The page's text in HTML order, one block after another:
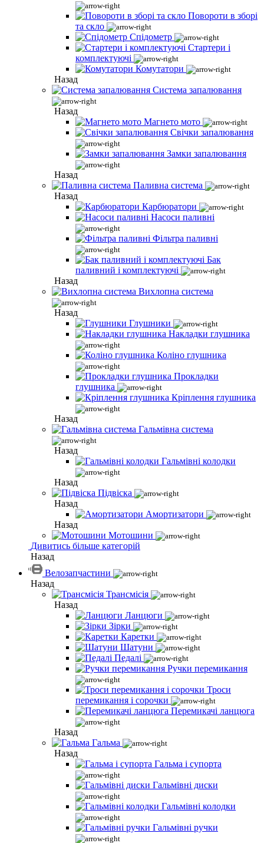
Повороти в зборі
та скло
Спідометр
Стартери і
комплектуючі
Комутатори
Назад
Система запалювання
Назад
Магнето мото
Свічки запалювання
Замки запалювання
Назад
Паливна система
Назад
Карбюратори
Насоси паливні
Фільтра паливні
Бак
паливний і комплектуючі
Назад
Вихлопна система
Назад
Глушники
Накладки глушника
Коліно глушника
Прокладки
глушника
Кріплення глушника
Назад
Гальмівна система
Назад
Гальмівні колодки
Назад
Підвіска
Назад
Амортизатори
Назад
Мотошини
Дивитись більше категорій
Назад
Велозапчастини
Назад
Трансмісія
Назад
Ланцюги
Зірки
Каретки
Шатуни
Педалі
Ручки перемикання
Троси
перемикання і сорочки
Перемикачі ланцюга
Назад
Гальма
Назад
Гальма і супорта
Гальмівні диски
Гальмівні колодки
Гальмівні ручки